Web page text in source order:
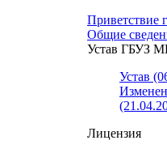
Приветствие
Общие
Устав ГБУЗ
Устав
Лицензия